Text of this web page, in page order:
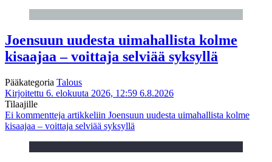
Joensuun uudesta uimahallista kolme
kisaajaa – voittaja selviää syksyllä
Pääkategoria Talous
Kirjoitettu 6. elokuuta 2026, 12:59 6.8.2026
Tilaajille
Ei kommentteja artikkeliin Joensuun uudesta uimahallista kolme
kisaajaa – voittaja selviää syksyllä